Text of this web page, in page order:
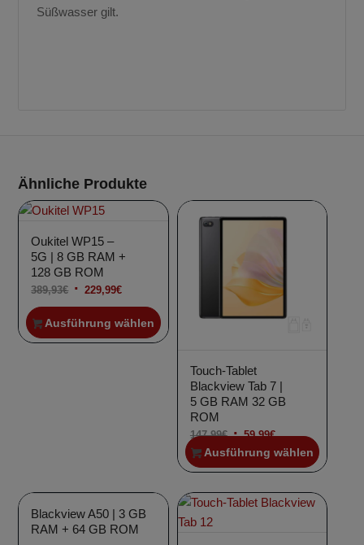
Süßwasser gilt.
Ähnliche Produkte
Oukitel WP15 –
5G | 8 GB RAM +
128 GB ROM
389,93€ Ursprünglicher
Preis
war:
389,93€
229,99€Aktueller
Preis
ist:
229,99€.
Ausführung wählen
Touch-Tablet
Blackview Tab 7 |
5 GB RAM 32 GB
ROM
147,99€ Ursprünglicher
Preis
war:
147,99€
59,99€Aktueller
Preis
ist:
59,99€.
Ausführung wählen
Blackview A50 | 3 GB
RAM + 64 GB ROM